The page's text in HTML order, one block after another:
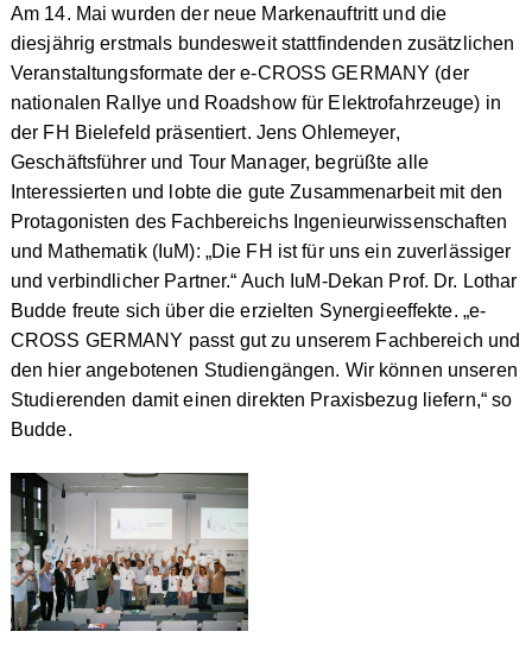
Am 14. Mai wurden der neue Markenauftritt und die
diesjährig erstmals bundesweit stattfindenden zusätzlichen
Veranstaltungsformate der e-CROSS GERMANY (der
nationalen Rallye und Roadshow für Elektrofahrzeuge) in
der FH Bielefeld präsentiert. Jens Ohlemeyer,
Geschäftsführer und Tour Manager, begrüßte alle
Interessierten und lobte die gute Zusammenarbeit mit den
Protagonisten des Fachbereichs Ingenieurwissenschaften
und Mathematik (IuM): „Die FH ist für uns ein zuverlässiger
und verbindlicher Partner.“ Auch IuM-Dekan Prof. Dr. Lothar
Budde freute sich über die erzielten Synergieeffekte. „e-
CROSS GERMANY passt gut zu unserem Fachbereich und
den hier angebotenen Studiengängen. Wir können unseren
Studierenden damit einen direkten Praxisbezug liefern,“ so
Budde.